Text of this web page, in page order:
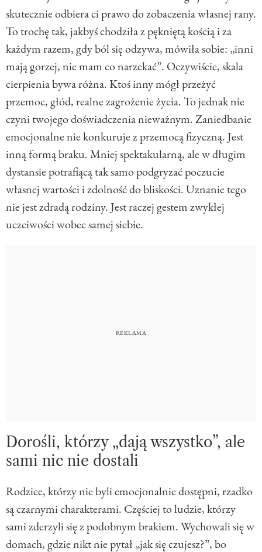
skutecznie odbiera ci prawo do zobaczenia własnej rany.
To trochę tak, jakbyś chodziła z pękniętą kością i za
każdym razem, gdy ból się odzywa, mówiła sobie: „inni
mają gorzej, nie mam co narzekać”. Oczywiście, skala
cierpienia bywa różna. Ktoś inny mógł przeżyć
przemoc, głód, realne zagrożenie życia. To jednak nie
czyni twojego doświadczenia nieważnym. Zaniedbanie
emocjonalne nie konkuruje z przemocą fizyczną. Jest
inną formą braku. Mniej spektakularną, ale w długim
dystansie potrafiącą tak samo podgryzać poczucie
własnej wartości i zdolność do bliskości. Uznanie tego
nie jest zdradą rodziny. Jest raczej gestem zwykłej
uczciwości wobec samej siebie.
Dorośli, którzy „dają wszystko”, ale
sami nic nie dostali
Rodzice, którzy nie byli emocjonalnie dostępni, rzadko
są czarnymi charakterami. Częściej to ludzie, którzy
sami zderzyli się z podobnym brakiem. Wychowali się w
domach, gdzie nikt nie pytał „jak się czujesz?”, bo